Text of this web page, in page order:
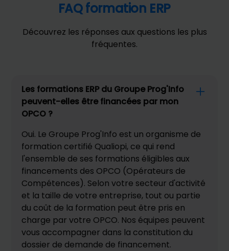
FAQ formation ERP
Découvrez les réponses aux questions les plus
fréquentes.
Les formations ERP du Groupe Prog'Info
peuvent-elles être financées par mon
OPCO ?
Oui. Le Groupe Prog'Info est un organisme de
formation certifié Qualiopi, ce qui rend
l'ensemble de ses formations éligibles aux
financements des OPCO (Opérateurs de
Compétences). Selon votre secteur d'activité
et la taille de votre entreprise, tout ou partie
du coût de la formation peut être pris en
charge par votre OPCO. Nos équipes peuvent
vous accompagner dans la constitution du
dossier de demande de financement.